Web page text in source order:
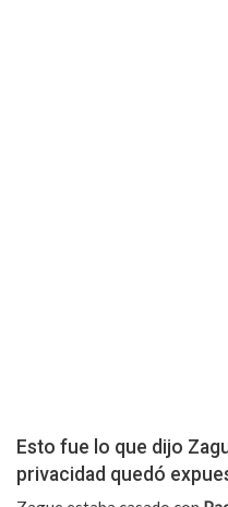
Esto fue lo que dijo
privacidad quedó